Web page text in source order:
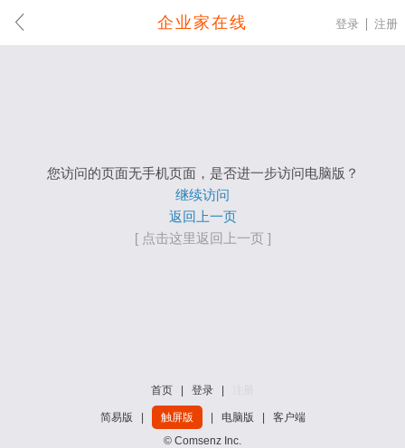
企业家在线 登录 注册
您访问的页面无手机页面，是否进一步访问电脑版？
继续访问
返回上一页
[ 点击这里返回上一页 ]
首页 登录
简易版 触屏版 电脑版
客户端
© Comsenz Inc.